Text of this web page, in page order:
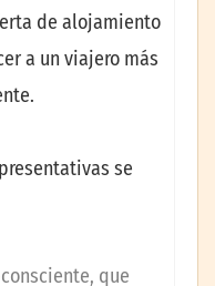
de alojamiento
a un viajero más
se
que